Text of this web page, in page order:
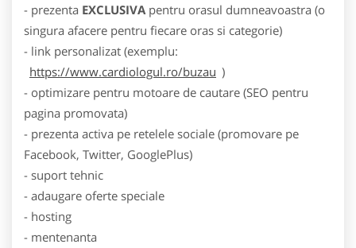
- prezenta EXCLUSIVA pentru orasul dumneavoastra (o
singura afacere pentru fiecare oras si categorie)
- link personalizat (exemplu:
https://www.cardiologul.ro/buzau )
- optimizare pentru motoare de cautare (SEO pentru
pagina promovata)
- prezenta activa pe retelele sociale (promovare pe
Facebook, Twitter, GooglePlus)
- suport tehnic
- adaugare oferte speciale
- hosting
- mentenanta